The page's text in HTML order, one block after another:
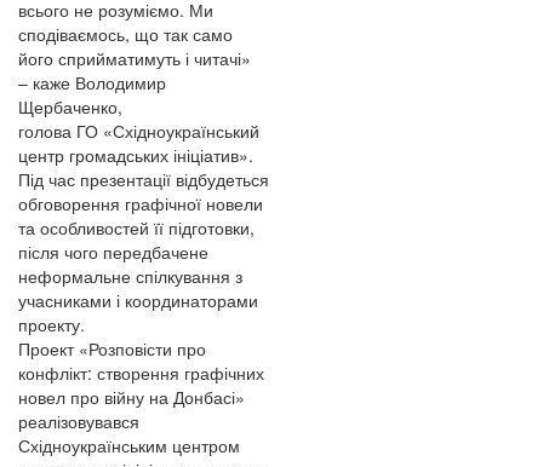
всього не розуміємо. Ми
сподіваємось, що так само
його сприйматимуть і читачі»
– каже Володимир
Щербаченко,
голова ГО «Східноукраїнський
центр громадських ініціатив».
Під час презентації відбудеться
обговорення графічної новели
та особливостей її підготовки,
після чого передбачене
неформальне спілкування з
учасниками і координаторами
проекту.
Проект «Розповісти про
конфлікт: створення графічних
новел про війну на Донбасі»
реалізовувався
Східноукраїнським центром